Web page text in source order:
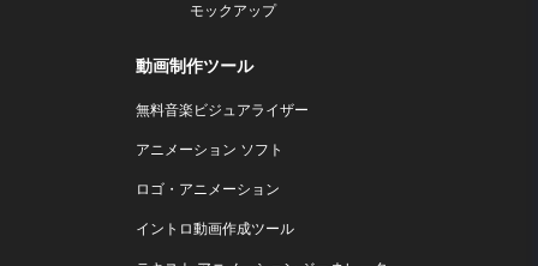
モックアップ
動画制作ツール
無料音楽ビジュアライザー
アニメーション ソフト
ロゴ・アニメーション
イントロ動画作成ツール